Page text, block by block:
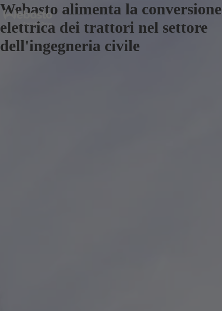
Webasto alimenta la conversione
elettrica dei trattori nel settore
dell'ingegneria civile